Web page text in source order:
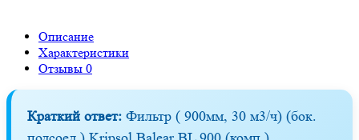
Описание
Характеристики
Отзывы 0
Краткий ответ: Фильтр ( 900мм, 30 м3/ч) (бок.